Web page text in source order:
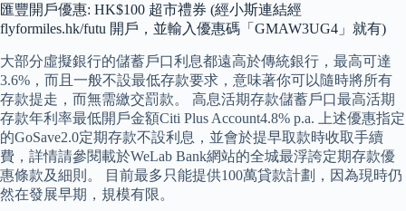
匯豐開戶優惠: HK$100 超市禮券 (經小斯連結經
flyformiles.hk/futu 開戶，並輸入優惠碼「GMAW3UG4」就有)
大部分虛擬銀行的儲蓄戶口利息都遠高於傳統銀行，最高可達
3.6%，而且一般不設最低存款要求，意味著你可以隨時將所有
存款提走，而無需繳交罰款。 高息活期存款儲蓄戶口最高活期
存款年利率最低開戶金額Citi Plus Account4.8% p.a. 上述優惠指定
的GoSave2.0定期存款不設利息，並會於提早取款時收取手續
費，詳情請參閱載於WeLab Bank網站的全城最浮誇定期存款優
惠條款及細則。 目前最多只能提供100萬貸款計劃，因為現時仍
然在發展早期，規模有限。